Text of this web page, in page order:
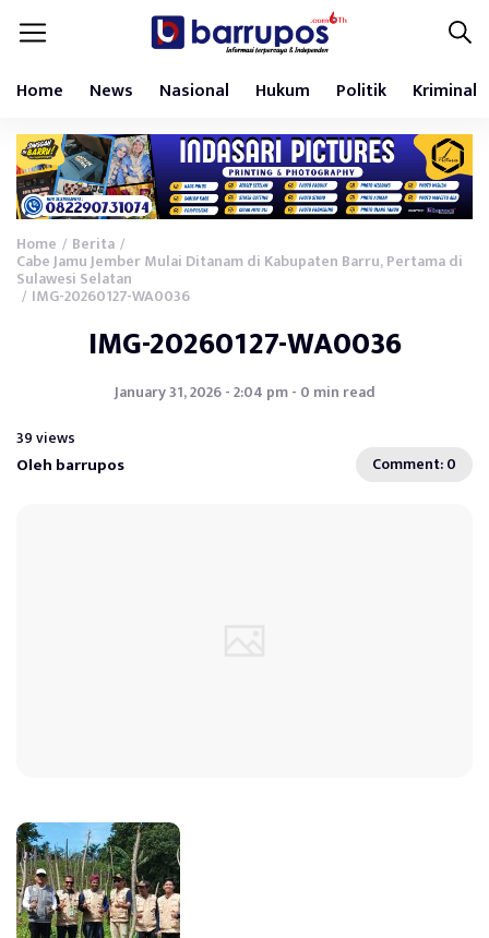
Home News Nasional Hukum Politik Kriminal
Home / Berita /
Cabe Jamu Jember Mulai Ditanam di Kabupaten Barru, Pertama di
Sulawesi Selatan
/ IMG-20260127-WA0036
IMG-20260127-WA0036
January 31, 2026 - 2:04 pm - 0 min read
39 views
Oleh barrupos Comment: 0